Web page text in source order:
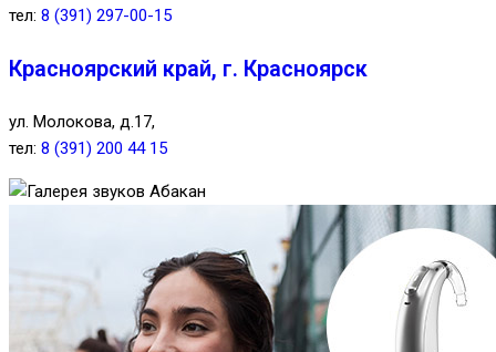
тел: 8 (391) 297-00-15
Красноярский край, г. Красноярск
ул. Молокова, д.17,
тел: 8 (391) 200 44 15